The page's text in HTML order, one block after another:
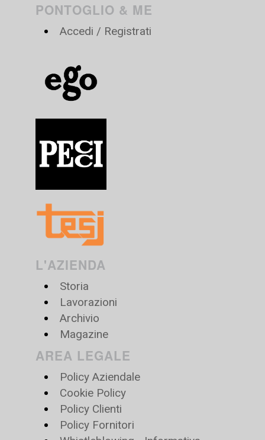
PONTOGLIO & ME
Accedi / Registrati
L'AZIENDA
Storia
Lavorazioni
Archivio
Magazine
AREA LEGALE
Policy Aziendale
Cookie Policy
Policy Clienti
Policy Fornitori